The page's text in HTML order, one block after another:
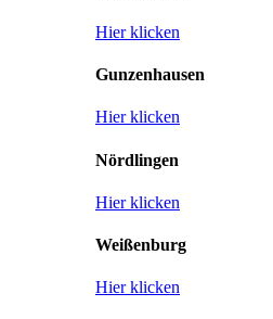
Hier klicken
Gunzenhausen
Hier klicken
Nördlingen
Hier klicken
Weißenburg
Hier klicken